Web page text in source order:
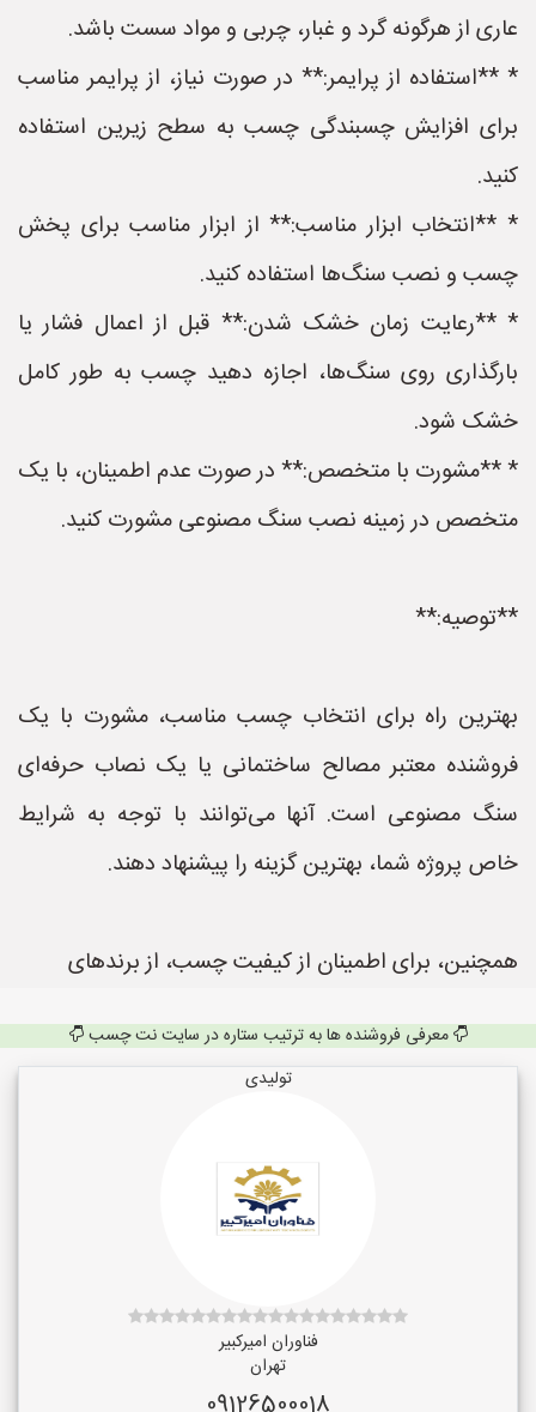
عاری از هرگونه گرد و غبار، چربی و مواد سست باشد.
* **استفاده از پرایمر:** در صورت نیاز، از پرایمر مناسب
برای افزایش چسبندگی چسب به سطح زیرین استفاده
کنید.
* **انتخاب ابزار مناسب:** از ابزار مناسب برای پخش
چسب و نصب سنگ‌ها استفاده کنید.
* **رعایت زمان خشک شدن:** قبل از اعمال فشار یا
بارگذاری روی سنگ‌ها، اجازه دهید چسب به طور کامل
خشک شود.
* **مشورت با متخصص:** در صورت عدم اطمینان، با یک
متخصص در زمینه نصب سنگ مصنوعی مشورت کنید.
**توصیه:**
بهترین راه برای انتخاب چسب مناسب، مشورت با یک
فروشنده معتبر مصالح ساختمانی یا یک نصاب حرفه‌ای
سنگ مصنوعی است. آنها می‌توانند با توجه به شرایط
خاص پروژه شما، بهترین گزینه را پیشنهاد دهند.
همچنین، برای اطمینان از کیفیت چسب، از برندهای
معرفی فروشنده ها به ترتیب ستاره در سایت نت چسب
تولیدی
فناوران امیرکبیر
تهران